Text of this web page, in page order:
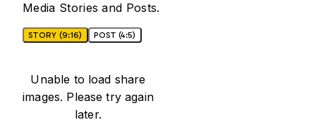
Media Stories and Posts.
STORY (9:16) POST (4:5)
Unable to load share
images. Please try again
later.